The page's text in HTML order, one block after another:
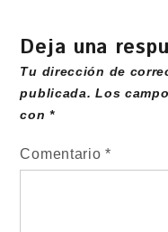
Deja una
Tu dirección de
publicada. Los
con*
Comentario*